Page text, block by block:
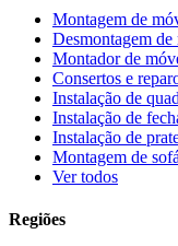
Montagem de
Desmontagem de
Montador de
Consertos e
Instalação de
Instalação de
Instalação de
Montagem de
Ver todos
Regiões